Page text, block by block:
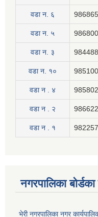
वडा न. ६
वडा न. ५
वडा न. ३
वडा न. १०
वडा न . ४
वडा न . २
वडा न . १
नगरपालिका
भेरी नगरपालिका नगर